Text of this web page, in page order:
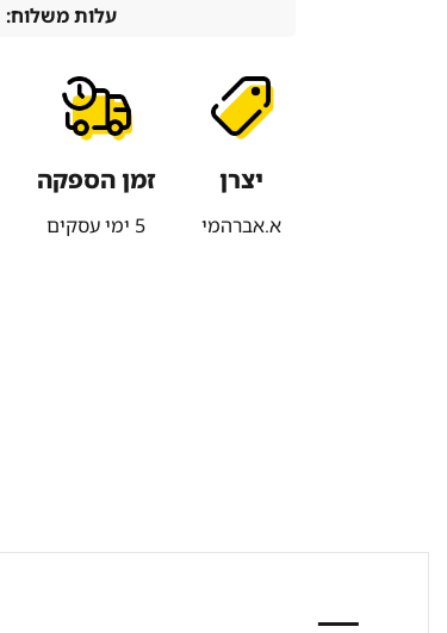
עלות משלוח:
יצרן
א.אברהמי
זמן הספקה
5 ימי עסקים